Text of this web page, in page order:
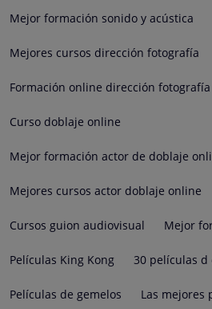
Mejor formación sonido y acústica
Mejores cursos dirección fotografía
Formación online dirección fotografía
Curso doblaje online
Mejor formación actor de doblaje
Mejores cursos actor doblaje online
Cursos guion audiovisual Mejor
Películas King Kong 30 películas d
Películas de gemelos Las mejores